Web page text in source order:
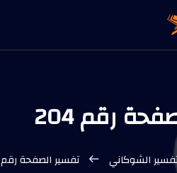
رقم 204
الشوكاني تفسير الصفحة رقم 204 من المصحف